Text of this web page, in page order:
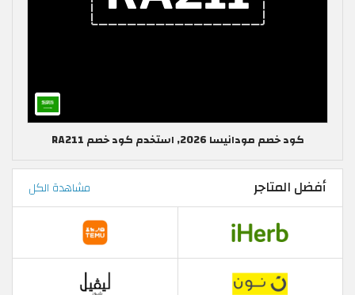
كود خصم مودانيسا 2026, استخدم كود خصم RA211
أفضل المتاجر مشاهدة الكل